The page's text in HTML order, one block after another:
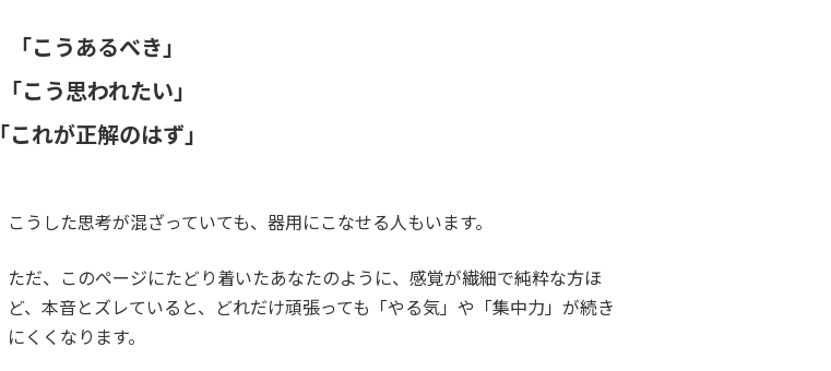
「こうあるべき」
「こう思われたい」
「これが正解のはず」
こうした思考が混ざっていても、器用にこなせる人もいます。
ただ、このページにたどり着いたあなたのように、感覚が繊細で純粋な方ほ
ど、本音とズレていると、どれだけ頑張っても「やる気」や「集中力」が続き
にくくなります。